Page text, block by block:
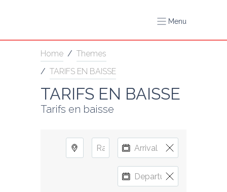
Menu
Home / Themes
/ TARIFS EN BAISSE
TARIFS EN BAISSE
Tarifs en baisse